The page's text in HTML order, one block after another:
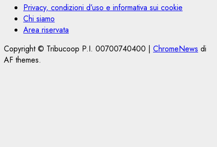
Privacy, condizioni d’uso e informativa sui cookie
Chi siamo
Area riservata
Copyright © Tribucoop P.I. 00700740400 | ChromeNews di
AF themes.